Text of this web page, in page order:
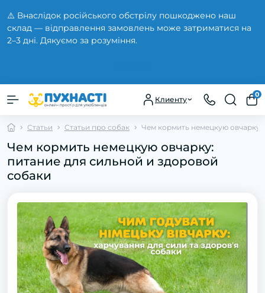
⚠️ Внаслідок російського обстрілу пошкоджено наш
склад — відправлення замовлень може затриматися на
2–3 дні. Дякуємо за розуміння.
Клиенту
0
Статьи Статьи про собак Чем кормить немецкую
Чем кормить немецкую овчарку:
питание для сильной и здоровой
собаки